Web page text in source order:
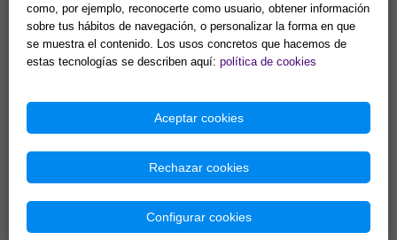
JABONES
como, por ejemplo, reconocerte como usuario, obtener información
sobre tus hábitos de navegación, o personalizar la forma en que
se muestra el contenido. Los usos concretos que hacemos de
estas tecnologías se describen aquí: política de cookies
Aceptar cookies
Rechazar cookies
Configurar cookies